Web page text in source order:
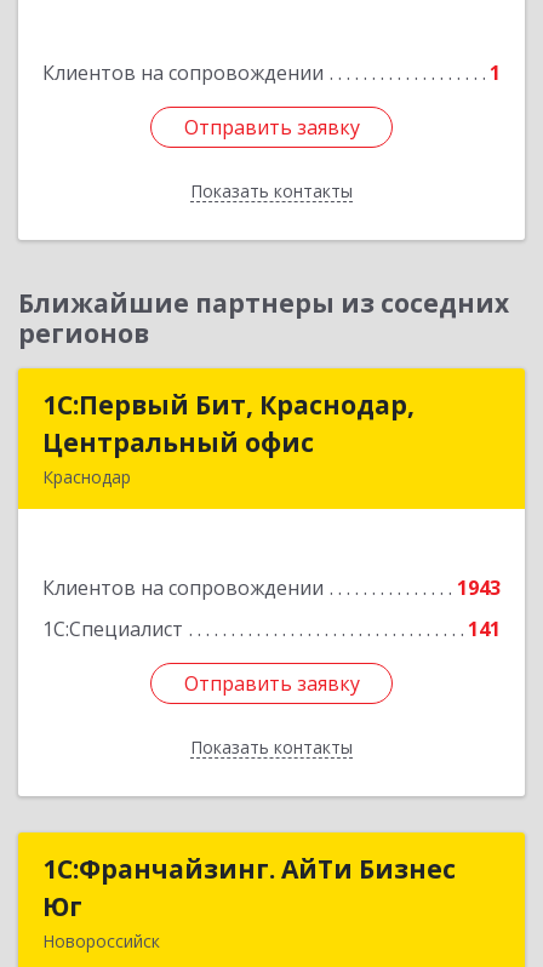
Клиентов на сопровождении 1
Отправить заявку
Показать контакты
Подробнее
Отправить заявку
Назад
Ближайшие партнеры из соседних
регионов
1С:Первый Бит, Краснодар,
Центральный офис
Краснодар
Клиентов на сопровождении
1943
1С:Специалист
141
Отправить заявку
Показать контакты
1С:Первый Бит, Краснодар,
Центральный офис
Подробнее
Отправить заявку
Назад
1С:Франчайзинг. АйТи Бизнес
Юг
Новороссийск
1С:Франчайзинг. АйТи Бизнес